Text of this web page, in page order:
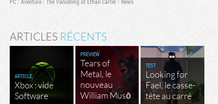
ARTICLES RÉCENTS
ARTICLE
Xbox : vide
Software
PREVIEW
Tears of
Metal, le
nouveau
William Musō
TEST
Looking for
Fael, le casse-
tête au carré